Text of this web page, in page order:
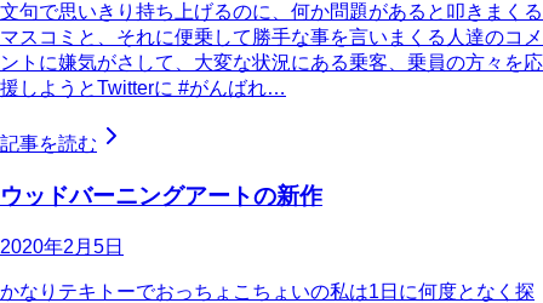
文句で思いきり持ち上げるのに、何か問題があると叩きまくる
マスコミと、それに便乗して勝手な事を言いまくる人達のコメ
ントに嫌気がさして、大変な状況にある乗客、乗員の方々を応
援しようとTwitterに #がんばれ…
記事を読む
ウッドバーニングアートの新作
2020年2月5日
かなりテキトーでおっちょこちょいの私は1日に何度となく探